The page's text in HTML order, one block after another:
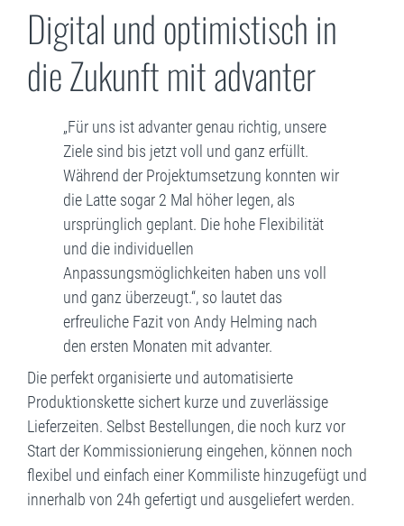
Digital und optimistisch in
die Zukunft mit advanter
„Für uns ist advanter genau richtig, unsere
Ziele sind bis jetzt voll und ganz erfüllt.
Während der Projektumsetzung konnten wir
die Latte sogar 2 Mal höher legen, als
ursprünglich geplant. Die hohe Flexibilität
und die individuellen
Anpassungsmöglichkeiten haben uns voll
und ganz überzeugt.“, so lautet das
erfreuliche Fazit von Andy Helming nach
den ersten Monaten mit advanter.
Die perfekt organisierte und automatisierte
Produktionskette sichert kurze und zuverlässige
Lieferzeiten. Selbst Bestellungen, die noch kurz vor
Start der Kommissionierung eingehen, können noch
flexibel und einfach einer Kommiliste hinzugefügt und
innerhalb von 24h gefertigt und ausgeliefert werden.